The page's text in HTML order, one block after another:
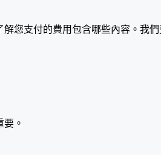
解您支付的費用包含哪些內容。我
。